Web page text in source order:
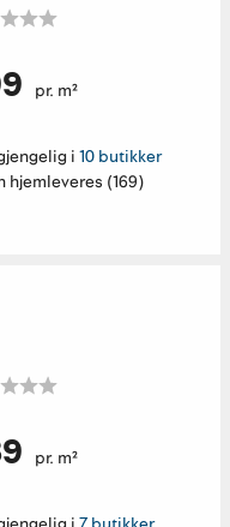
pr. m²
i 10 butikker
hjemleveres (169)
pr. m²